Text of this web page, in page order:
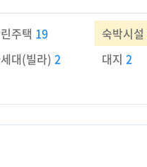
주택 19 숙박시설
대(빌라)2 대지 2